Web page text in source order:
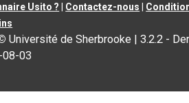
Usito ? Contactez-nous
Université de Sherbrooke |3.2.2 -
03